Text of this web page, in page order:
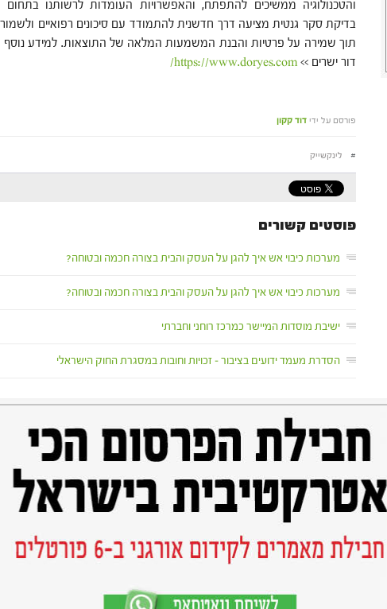
והטכנולוגיה ממשיכים להתפתח, והאפשרויות העומדות לרשותנו
בדיקת סקר גנטית מציעה דרך חדשנית להתמודד עם סיכונים רפואיים
תוך שמירה על פרטיות והבנת המשמעות המלאה של התוצאות. למידע נוסף
דור ישרים >>https://www.doryes.com/
פורסם על ידי דוד קקון
# לינקשייק
פוסטים קשורים
מערכות כיבוי אש איך להגן על העסק והבית בצורה חכמה ובטוחה?
מערכות כיבוי אש איך להגן על העסק והבית בצורה חכמה ובטוחה?
ישיבת מוסדות המיישר כמרכז רוחני וחברתי
הסדרת מעמד ידועים בציבור – זכויות וחובות במסגרת החוק הישראלי